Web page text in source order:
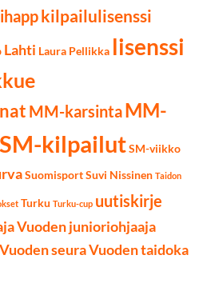
kilpailulisenssi
Lahti Laura Pellikka lisenssi
MM-karsintaMM-
SM-kilpailutSM-viikko
SuomisportSuvi Nissinen Taidon
Turku Turku-cup uutiskirje
Vuoden junioriohjaaja
Vuoden seuraVuoden taidoka